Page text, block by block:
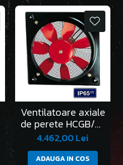
Ventilatoare axiale
de perete HCGB/2-
315/L
4.462,00 Lei
ADAUGA IN COS